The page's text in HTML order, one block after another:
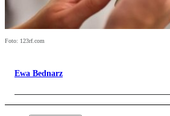
Foto: 123rf.com
Ewa Bednarz